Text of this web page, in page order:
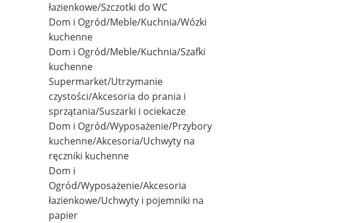
łazienkowe/Szczotki do WC
Dom i Ogród/Meble/Kuchnia/Wózki
kuchenne
Dom i Ogród/Meble/Kuchnia/Szafki
kuchenne
Supermarket/Utrzymanie
czystości/Akcesoria do prania i
sprzątania/Suszarki i ociekacze
Dom i Ogród/Wyposażenie/Przybory
kuchenne/Akcesoria/Uchwyty na
ręczniki kuchenne
Dom i
Ogród/Wyposażenie/Akcesoria
łazienkowe/Uchwyty i pojemniki na
papier